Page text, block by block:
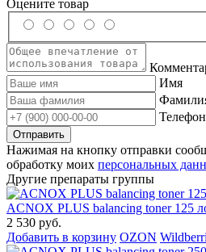
Оцените товар
Имя
Телефон
Нажимая на кнопку отправки
обработку моих персональных
Другие препараты группы
ACNOX PLUS balancing toner 125
2 530 руб.
Добавить в корзину OZON